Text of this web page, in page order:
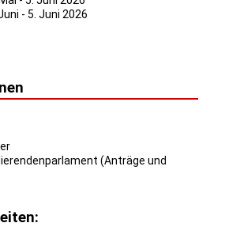
- 5. Juni 2026
(Anträge und